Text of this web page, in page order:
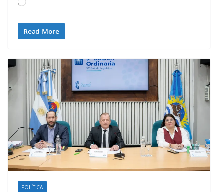
Cargando...
Read More
POLÍTICA